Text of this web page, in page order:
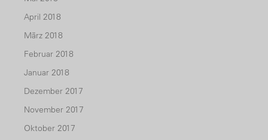
April 2018
März 2018
Februar 2018
Januar 2018
Dezember 2017
November 2017
Oktober 2017